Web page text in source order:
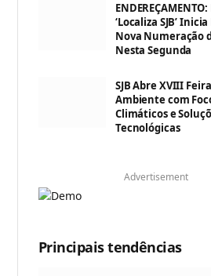
‘Localiza SJB’
Nova Numeração
Nesta Segunda
SJB Abre XVIII
Ambiente com
Climáticos e
Tecnológicas
Advertisement
Principais tendências